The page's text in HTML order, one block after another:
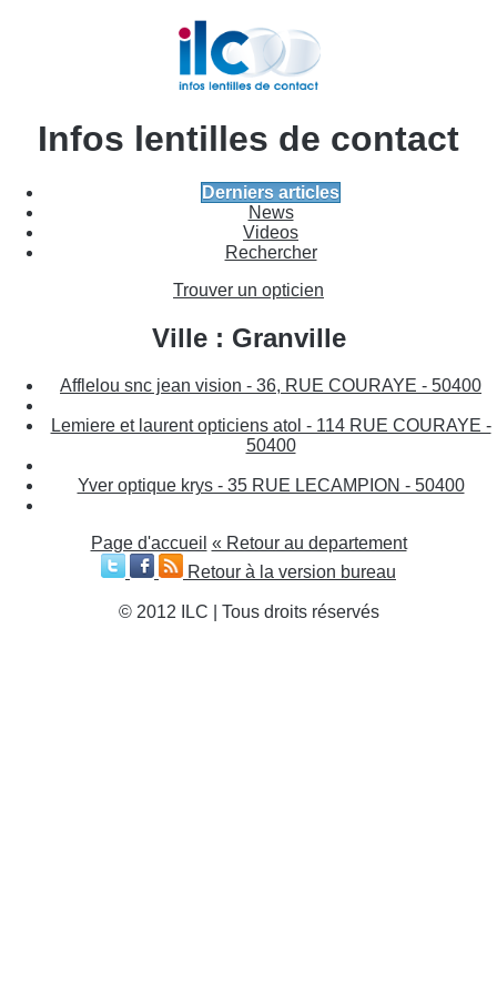
Infos lentilles de contact
Derniers articles
News
Videos
Rechercher
Trouver un opticien
Ville : Granville
Afflelou snc jean vision - 36, RUE COURAYE - 50400
Lemiere et laurent opticiens atol - 114 RUE COURAYE -
50400
Yver optique krys - 35 RUE LECAMPION - 50400
Page d'accueil « Retour au departement
Retour à la version bureau
© 2012 ILC | Tous droits réservés